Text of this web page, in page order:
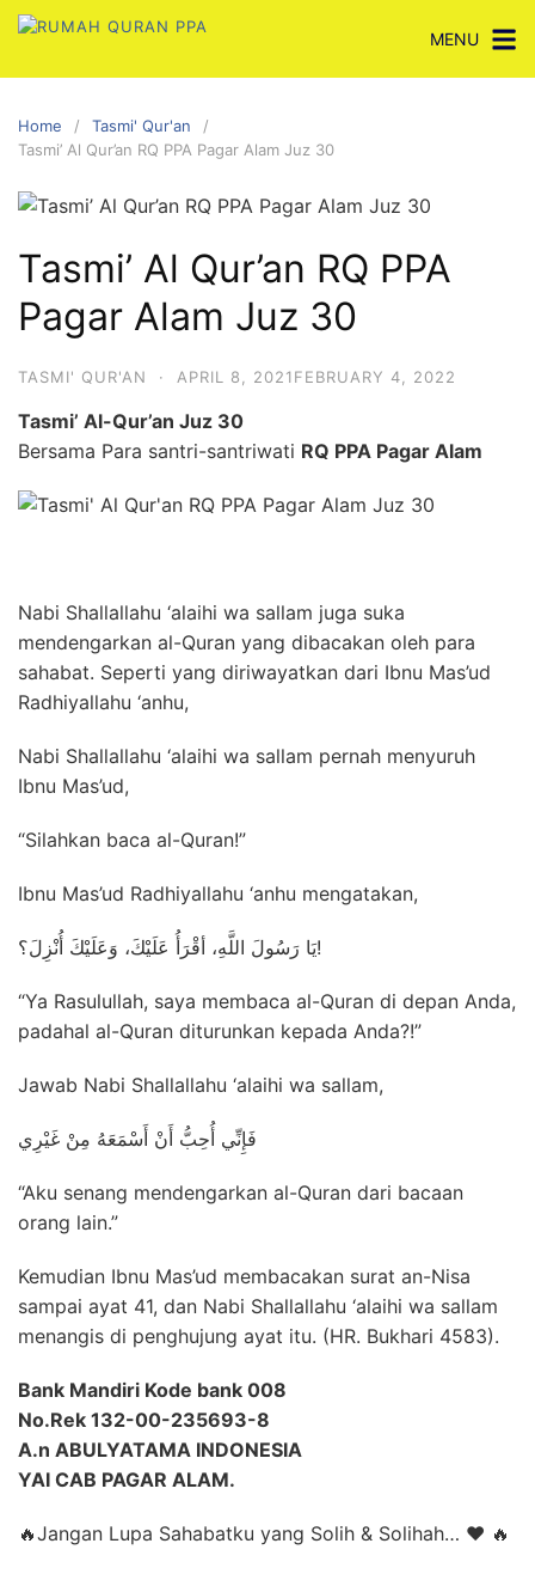
Skip
content
MENU
Home
Tasmi' Qur'an
Tasmi’ Al Qur’an RQ PPA Pagar Alam Juz 30
Tasmi’ Al Qur’an RQ PPA
Pagar Alam Juz 30
TASMI' QUR'AN · APRIL 8, 2021FEBRUARY 4, 2022
Tasmi’ Al-Qur’an Juz 30
Bersama Para santri-santriwati RQ PPA Pagar Alam
Nabi Shallallahu ‘alaihi wa sallam juga suka
mendengarkan al-Quran yang dibacakan oleh para
sahabat. Seperti yang diriwayatkan dari Ibnu Mas’ud
Radhiyallahu ‘anhu,
Nabi Shallallahu ‘alaihi wa sallam pernah menyuruh
Ibnu Mas’ud,
“Silahkan baca al-Quran!”
Ibnu Mas’ud Radhiyallahu ‘anhu mengatakan,
يَا رَسُولَ اللَّهِ، أقْرَأُ عَلَيْكَ، وَعَلَيْكَ أُنْزِلَ؟!
“Ya Rasulullah, saya membaca al-Quran di depan Anda,
padahal al-Quran diturunkan kepada Anda?!”
Jawab Nabi Shallallahu ‘alaihi wa sallam,
فَإِنِّي أُحِبُّ أَنْ أَسْمَعَهُ مِنْ غَيْرِي
“Aku senang mendengarkan al-Quran dari bacaan
orang lain.”
Kemudian Ibnu Mas’ud membacakan surat an-Nisa
sampai ayat 41, dan Nabi Shallallahu ‘alaihi wa sallam
menangis di penghujung ayat itu. (HR. Bukhari 4583).
Bank Mandiri Kode bank 008
No.Rek 132-00-235693-8
A.n ABULYATAMA INDONESIA
YAI CAB PAGAR ALAM.
🔥Jangan Lupa Sahabatku yang Solih & Solihah… ❤ 🔥